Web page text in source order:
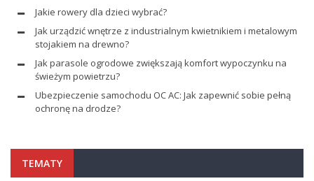
Jakie rowery dla dzieci wybrać?
Jak urządzić wnętrze z industrialnym kwietnikiem i metalowym
stojakiem na drewno?
Jak parasole ogrodowe zwiększają komfort wypoczynku na
świeżym powietrzu?
Ubezpieczenie samochodu OC AC: Jak zapewnić sobie pełną
ochronę na drodze?
TEMATY